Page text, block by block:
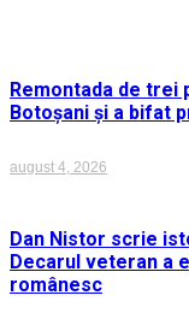
Remontada de trei
Botoșani și a bifat
august 4, 2026
Dan Nistor scrie
Decarul veteran a
românesc